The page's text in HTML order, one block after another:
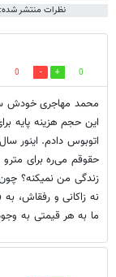
نظرات منتشر شده: 21
0
0
محمد مهاجری خودش
حقوقم می‌ره برای
زندگی من نمیکنه؟ چون
نه زاکانی و رفقاش،
ما به هر قیمتی به